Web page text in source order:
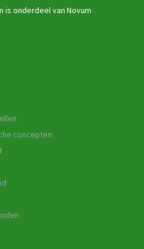
is onderdeel van Novum
concepten